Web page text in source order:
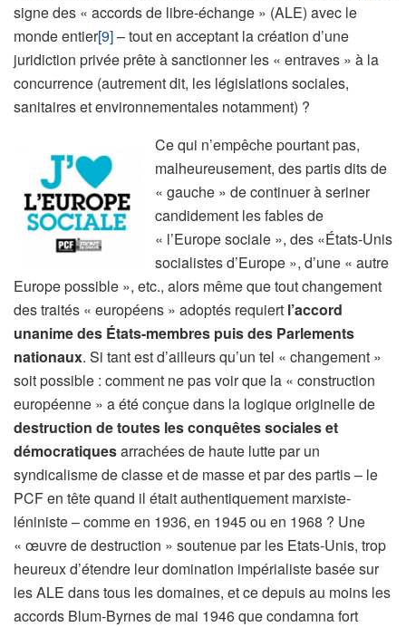
signe des « accords de libre-échange » (ALE) avec le
monde entier[9]– tout en acceptant la création d’une
juridiction privée prête à sanctionner les « entraves » à la
concurrence (autrement dit, les législations sociales,
sanitaires et environnementales notamment) ?
Ce qui n’empêche pourtant pas,
malheureusement, des partis dits de
« gauche » de continuer à seriner
candidement les fables de
« l’Europe sociale », des «États-Unis
socialistes d’Europe », d’une « autre
Europe possible », etc., alors même que tout changement
des traités « européens » adoptés requiert l’accord
unanime des États-membres puis des Parlements
nationaux. Si tant est d’ailleurs qu’un tel « changement »
soit possible : comment ne pas voir que la « construction
européenne » a été conçue dans la logique originelle de
destruction de toutes les conquêtes sociales et
démocratiquesarrachées de haute lutte par un
syndicalisme de classe et de masse et par des partis – le
PCF en tête quand il était authentiquement marxiste-
léniniste – comme en 1936, en 1945 ou en 1968 ? Une
« œuvre de destruction » soutenue par les Etats-Unis, trop
heureux d’étendre leur domination impérialiste basée sur
les ALE dans tous les domaines, et ce depuis au moins les
accords Blum-Byrnes de mai 1946 que condamna fort